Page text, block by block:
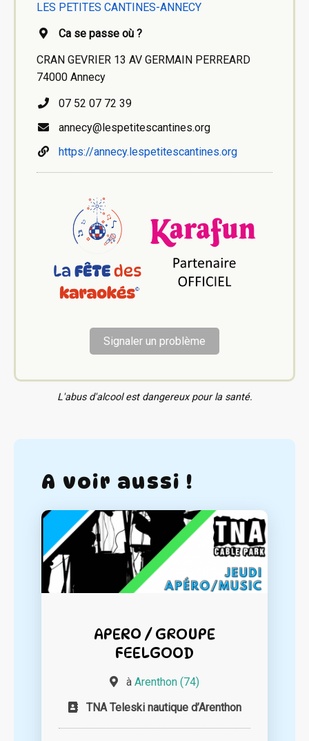
LES PETITES CANTINES-ANNECY
Ca se passe où ?
CRAN GEVRIER 13 AV GERMAIN PERREARD
74000 Annecy
07 52 07 72 39
annecy@lespetitescantines.org
https://annecy.lespetitescantines.org
Signaler un problème
L'abus d'alcool est dangereux pour la santé.
A voir aussi !
APERO / GROUPE
FEELGOOD
à Arenthon (74)
TNA Teleski nautique d’Arenthon